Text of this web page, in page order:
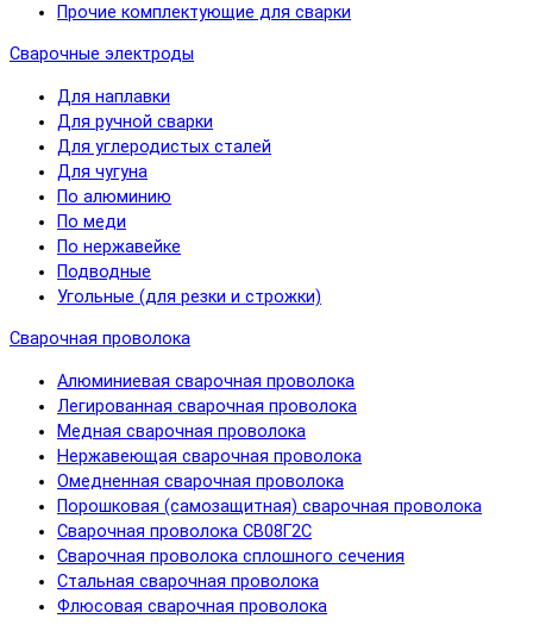
Прочие комплектующие для сварки
Сварочные электроды
Для наплавки
Для ручной сварки
Для углеродистых сталей
Для чугуна
По алюминию
По меди
По нержавейке
Подводные
Угольные (для резки и строжки)
Сварочная проволока
Алюминиевая сварочная проволока
Легированная сварочная проволока
Медная сварочная проволока
Нержавеющая сварочная проволока
Омедненная сварочная проволока
Порошковая (самозащитная) сварочная проволока
Сварочная проволока СВ08Г2С
Сварочная проволока сплошного сечения
Стальная сварочная проволока
Флюсовая сварочная проволока